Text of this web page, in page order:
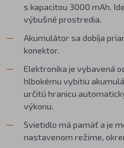
s kapacitou 3000 mAh.
výbušné prostredia.
Akumulátor sa dobíja
konektor.
Elektronika je vybavená
hlbokému vybitiu
určitú hranicu
výkonu.
Svietidlo má pamäť a je
nastavenom režime,